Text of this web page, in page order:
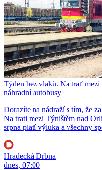
Týden bez vlaků. Na trať
náhradní autobusy
Dorazíte na nádraží s tím, že
Na trati mezi Týništěm nad
srpna platí výluka a všechny
Hradecká Drbna
dnes, 07:00